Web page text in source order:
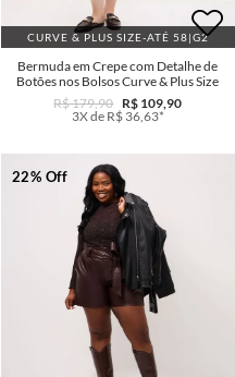
CURVE & PLUS SIZE-ATÉ 58|G2
Bermuda em Crepe com Detalhe de
Botões nos Bolsos Curve & Plus Size
R$ 179,90 R$ 109,90
3X de R$ 36,63*
22% Off